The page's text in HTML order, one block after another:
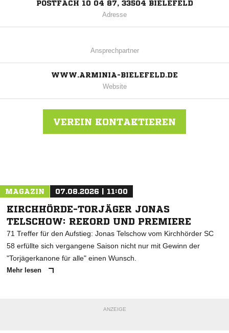
POSTFACH 10 04 87, 33504 BIELEFELD
Adresse
Ansprechpartner
WWW.ARMINIA-BIELEFELD.DE
Website
VEREIN KONTAKTIEREN
MAGAZIN 07.08.2026 | 11:00
KIRCHHÖRDE-TORJÄGER JONAS
TELSCHOW: REKORD UND PREMIERE
71 Treffer für den Aufstieg: Jonas Telschow vom Kirchhörder SC
58 erfüllte sich vergangene Saison nicht nur mit Gewinn der
"Torjägerkanone für alle" einen Wunsch.
Mehr lesen
ANZEIGE